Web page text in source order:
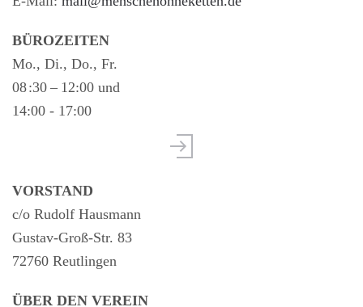
BÜROZEITEN
Mo., Di., Do., Fr.
08 :30 – 12:00 und
14:00 - 17:00
VORSTAND
c/o Rudolf Hausmann
Gustav-Groß-Str. 83
72760 Reutlingen
ÜBER DEN VEREIN